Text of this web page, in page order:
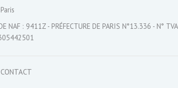
: 9411Z - PRÉFECTURE DE PARIS N°13.336 - N° TVA
CONTACT